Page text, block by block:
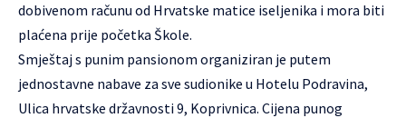
dobivenom računu od Hrvatske matice iseljenika i mora biti
plaćena prije početka Škole.
Smještaj s punim pansionom organiziran je putem
jednostavne nabave za sve sudionike u Hotelu Podravina,
Ulica hrvatske državnosti 9, Koprivnica. Cijena punog